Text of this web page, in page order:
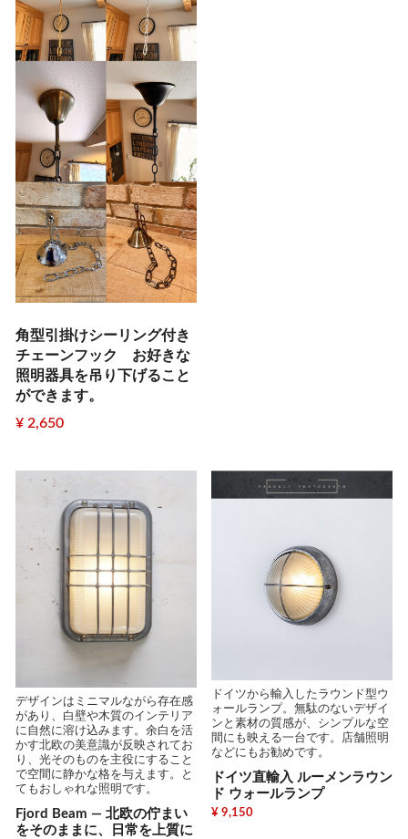
角型引掛けシーリング付き
チェーンフック お好きな
照明器具を吊り下げること
ができます。
¥ 2,650
デザインはミニマルながら存在感
があり、白壁や木質のインテリア
に自然に溶け込みます。余白を活
かす北欧の美意識が反映されてお
り、光そのものを主役にすること
で空間に静かな格を与えます。と
てもおしゃれな照明です。
Fjord Beam — 北欧の佇まい
をそのままに、日常を上質に
ドイツから輸入したラウンド型ウ
ォールランプ。無駄のないデザイ
ンと素材の質感が、シンプルな空
間にも映える一台です。店舗照明
などにもお勧めです。
ドイツ直輸入 ルーメンラウン
ド ウォールランプ
¥ 9,150